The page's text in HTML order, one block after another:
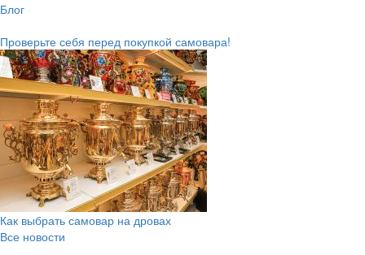
Блог
Проверьте себя перед покупкой самовара!
Как выбрать самовар на дровах
Все новости